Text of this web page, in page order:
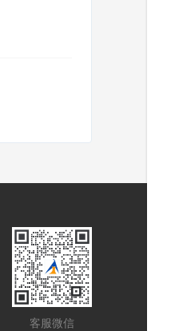
客服微信